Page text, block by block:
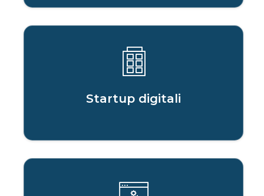
Startup digitali